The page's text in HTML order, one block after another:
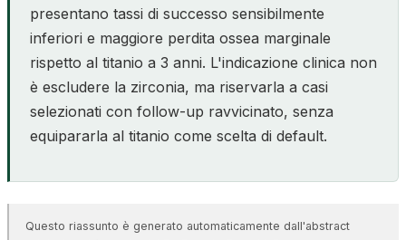
presentano tassi di successo sensibilmente
inferiori e maggiore perdita ossea marginale
rispetto al titanio a 3 anni. L'indicazione clinica non
è escludere la zirconia, ma riservarla a casi
selezionati con follow-up ravvicinato, senza
equipararla al titanio come scelta di default.
Questo riassunto è generato automaticamente dall'abstract